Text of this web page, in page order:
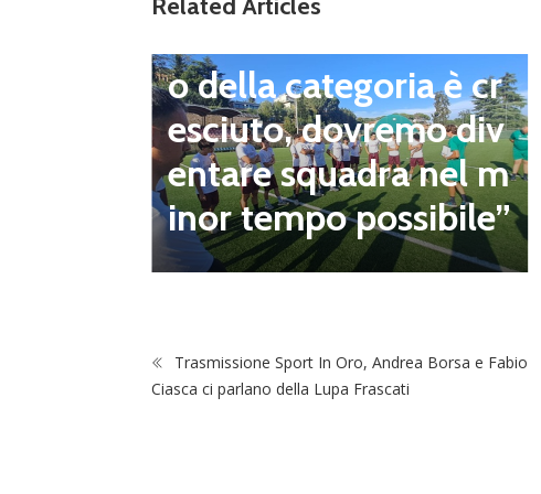
Related Articles
o della categoria è cr
esciuto, dovremo div
entare squadra nel m
inor tempo possibile”
Trasmissione Sport In Oro, Andrea Borsa e Fabio
Ciasca ci parlano della Lupa Frascati